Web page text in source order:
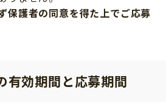
保護者の同意を得た上でご応募
有効期間と応募期間